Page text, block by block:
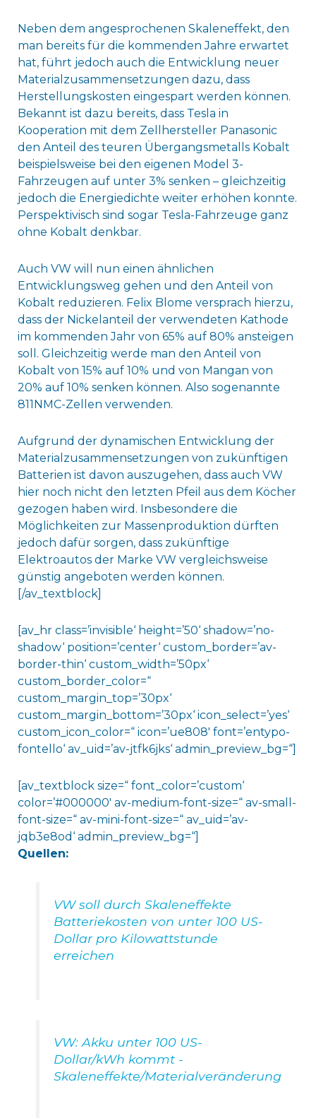
Neben dem angesprochenen Skaleneffekt, den
man bereits für die kommenden Jahre erwartet
hat, führt jedoch auch die Entwicklung neuer
Materialzusammensetzungen dazu, dass
Herstellungskosten eingespart werden können.
Bekannt ist dazu bereits, dass Tesla in
Kooperation mit dem Zellhersteller Panasonic
den Anteil des teuren Übergangsmetalls Kobalt
beispielsweise bei den eigenen Model 3-
Fahrzeugen auf unter 3% senken – gleichzeitig
jedoch die Energiedichte weiter erhöhen konnte.
Perspektivisch sind sogar Tesla-Fahrzeuge ganz
ohne Kobalt denkbar.
Auch VW will nun einen ähnlichen
Entwicklungsweg gehen und den Anteil von
Kobalt reduzieren. Felix Blome versprach hierzu,
dass der Nickelanteil der verwendeten Kathode
im kommenden Jahr von 65% auf 80% ansteigen
soll. Gleichzeitig werde man den Anteil von
Kobalt von 15% auf 10% und von Mangan von
20% auf 10% senken können. Also sogenannte
811NMC-Zellen verwenden.
Aufgrund der dynamischen Entwicklung der
Materialzusammensetzungen von zukünftigen
Batterien ist davon auszugehen, dass auch VW
hier noch nicht den letzten Pfeil aus dem Köcher
gezogen haben wird. Insbesondere die
Möglichkeiten zur Massenproduktion dürften
jedoch dafür sorgen, dass zukünftige
Elektroautos der Marke VW vergleichsweise
günstig angeboten werden können.
[/av_textblock]
[av_hr class=’invisible‘ height=’50‘ shadow=’no-
shadow‘ position=’center‘ custom_border=’av-
border-thin‘ custom_width=’50px‘
custom_border_color=“
custom_margin_top=’30px‘
custom_margin_bottom=’30px‘ icon_select=’yes‘
custom_icon_color=“ icon=’ue808′ font=’entypo-
fontello‘ av_uid=’av-jtfk6jks‘ admin_preview_bg=“]
[av_textblock size=“ font_color=’custom‘
color=’#000000′ av-medium-font-size=“ av-small-
font-size=“ av-mini-font-size=“ av_uid=’av-
jqb3e8od‘ admin_preview_bg=“]
Quellen:
VW soll durch Skaleneffekte
Batteriekosten von unter 100 US-
Dollar pro Kilowattstunde
erreichen
VW: Akku unter 100 US-
Dollar/kWh kommt -
Skaleneffekte/Materialveränderung